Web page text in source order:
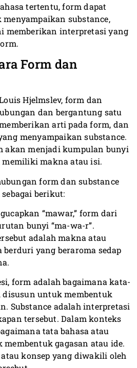
tertentu, form dapat
substance,
memberikan interpretasi yang
Form dan
Hjelmslev, form dan
dan bergantung satu
arti pada form, dan
menyampaikan substance.
akan menjadi kumpulan bunyi
makna atau isi.
form dan substance
berikut:
“mawar,” form dari
bunyi “ma-wa-r”.
adalah makna atau
yang beraroma sedap
form adalah bagaimana kata-
untuk membentuk
Substance adalah interpretasi
tersebut. Dalam konteks
tata bahasa atau
gagasan atau ide.
konsep yang diwakili oleh